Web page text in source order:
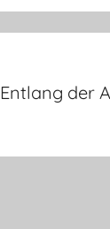
Entlang der